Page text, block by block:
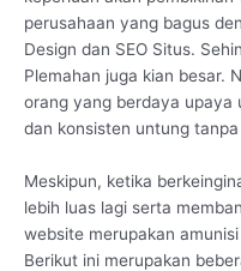
perusahaan yang bagus
Design dan SEO Situs.
Plemahan juga kian besar.
orang yang berdaya upaya
dan konsisten untung
Meskipun, ketika
lebih luas lagi serta
website merupakan
Berikut ini merupakan